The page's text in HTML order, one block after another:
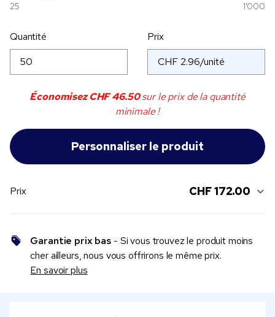
25 1'000
Quantité Prix
ÉconomisezCHF 46.50sur le prix de la quantité
minimale !
Prix CHF 172.00
Garantie prix bas - Si vous trouvez le produit moins
cher ailleurs, nous vous offrirons le même prix.
En savoir plus